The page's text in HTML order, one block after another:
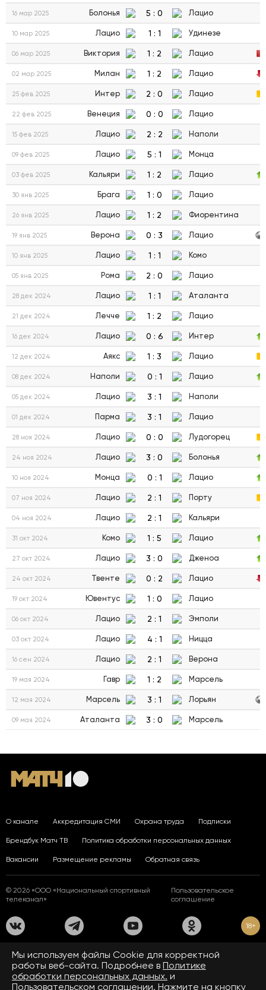
16 мар 2025 Болонья 5 : 0 Лацио
10 мар 2025 Лацио 1 : 1 Удинезе
06 мар 2025 Виктория 1 : 2 Лацио
02 мар 2025 Милан 1 : 2 Лацио
25 фев 2025 Интер 2 : 0 Лацио
22 фев 2025 Венеция 0 : 0 Лацио
15 фев 2025 Лацио 2 : 2 Наполи
09 фев 2025 Лацио 5 : 1 Монца
03 фев 2025 Кальяри 1 : 2 Лацио
30 янв 2025 Брага 1 : 0 Лацио
26 янв 2025 Лацио 1 : 2 Фиорентина
19 янв 2025 Верона 0 : 3 Лацио
10 янв 2025 Лацио 1 : 1 Комо
05 янв 2025 Рома 2 : 0 Лацио
28 дек 2024 Лацио 1 : 1 Аталанта
21 дек 2024 Лечче 1 : 2 Лацио
16 дек 2024 Лацио 0 : 6 Интер
12 дек 2024 Аякс 1 : 3 Лацио
08 дек 2024 Наполи 0 : 1 Лацио
05 дек 2024 Лацио 3 : 1 Наполи
01 дек 2024 Парма 3 : 1 Лацио
28 ноя 2024 Лацио 0 : 0 Лудогорец
24 ноя 2024 Лацио 3 : 0 Болонья
10 ноя 2024 Монца 0 : 1 Лацио
07 ноя 2024 Лацио 2 : 1 Порту
04 ноя 2024 Лацио 2 : 1 Кальяри
31 окт 2024 Комо 1 : 5 Лацио
27 окт 2024 Лацио 3 : 0 Дженоа
24 окт 2024 Твенте 0 : 2 Лацио
19 окт 2024 Ювентус 1 : 0 Лацио
06 окт 2024 Лацио 2 : 1 Эмполи
03 окт 2024 Лацио 4 : 1 Ницца
16 сен 2024 Лацио 2 : 1 Верона
19 мая 2024 Гавр 1 : 2 Марсель
12 мая 2024 Марсель 3 : 1 Лорьян
09 мая 2024 Аталанта 3 : 0 Марсель
О канале Аккредитация СМИ Охрана труда Подписки
Брендбук Матч ТВ Политика обработки персональных данных
Вакансии Размещение рекламы Обратная связь
© 2026 «ООО «Национальный спортивный
телеканал»
Пользовательское
соглашение
18+
На сайте применяются рекомендательные технологии. Подробнее
Правилах применения рекомендательных технологий.
Средство массовой информации сетевое издание «www.matchtv.ru»
зарегистрировано Федеральной службой по надзору в сфере связи,
Мы используем файлы Сookie для корректной
работы веб-сайта. Подробнее в Политике
обработки персональных данных. и
Пользовательском соглашении. Нажмите на кнопку